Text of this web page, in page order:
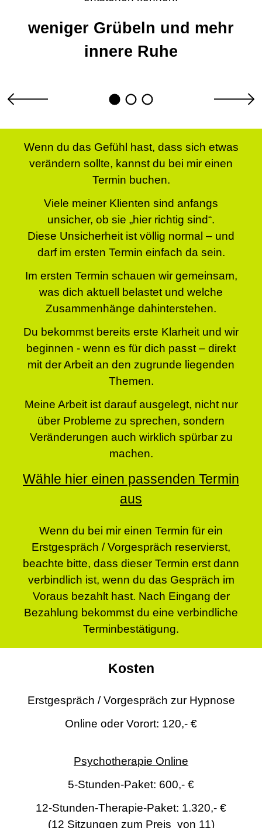
weniger Grübeln und mehr
innere Ruhe
Wenn du das Gefühl hast, dass sich etwas
verändern sollte, kannst du bei mir einen
Termin buchen.
Viele meiner Klienten sind anfangs
unsicher, ob sie „hier richtig sind“.
Diese Unsicherheit ist völlig normal – und
darf im ersten Termin einfach da sein.
Im ersten Termin schauen wir gemeinsam,
was dich aktuell belastet und welche
Zusammenhänge dahinterstehen.
Du bekommst bereits erste Klarheit und wir
beginnen - wenn es für dich passt – direkt
mit der Arbeit an den zugrunde liegenden
Themen.
Meine Arbeit ist darauf ausgelegt, nicht nur
über Probleme zu sprechen, sondern
Veränderungen auch wirklich spürbar zu
machen.
Wähle hier einen passenden Termin
aus
Wenn du bei mir einen Termin für ein
Erstgespräch / Vorgespräch reservierst,
beachte bitte, dass dieser Termin erst dann
verbindlich ist, wenn du das Gespräch im
Voraus bezahlt hast. Nach Eingang der
Bezahlung bekommst du eine verbindliche
Terminbestätigung.
Kosten
Erstgespräch / Vorgespräch zur Hypnose
Online oder Vorort: 120,- €
Psychotherapie Online
5-Stunden-Paket: 600,- €
12-Stunden-Therapie-Paket: 1.320,- €
(12 Sitzungen zum Preis von 11)